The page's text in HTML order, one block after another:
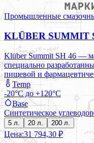
Промышленные
KLÜBER SUMMIT
Klüber Summit SH 46 —
специально
пищевой и
Temp
-20°C до +120°C
Base
Синтетическое
5 л. 20 л. 200 л.
Цена:31 794,30 ₽